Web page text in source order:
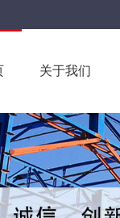
关于我们